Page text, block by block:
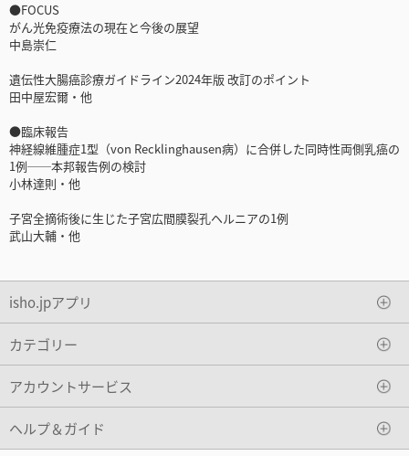
●FOCUS
がん光免疫療法の現在と今後の展望
中島崇仁
遺伝性大腸癌診療ガイドライン2024年版 改訂のポイント
田中屋宏爾・他
●臨床報告
神経線維腫症1型（von Recklinghausen病）に合併した同時性両側乳癌の
1例──本邦報告例の検討
小林達則・他
子宮全摘術後に生じた子宮広間膜裂孔ヘルニアの1例
武山大輔・他
isho.jpアプリ
カテゴリー
アカウントサービス
ヘルプ＆ガイド